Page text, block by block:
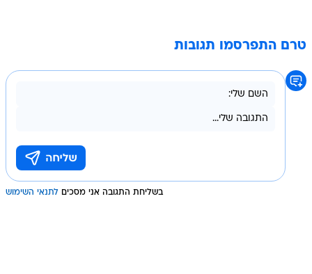
טרם התפרסמו תגובות
בשליחת התגובה אני מסכים לתנאי השימוש